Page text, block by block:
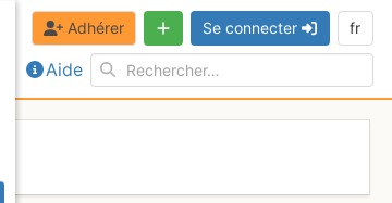
Aide
Adhérer Se connecter fr